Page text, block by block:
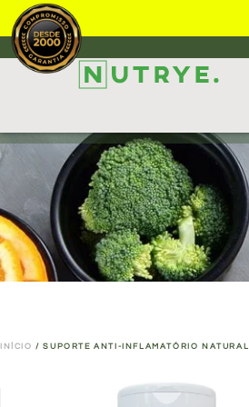
INÍCIO / SUPORTE ANTI-INFLAMATÓRIO NATURAL